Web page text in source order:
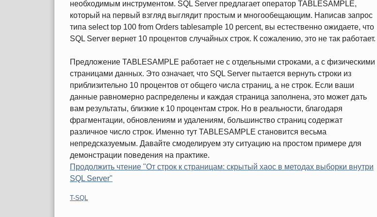
необходимым инструментом. SQL Server предлагает оператор TABLESAMPLE,
который на первый взгляд выглядит простым и многообещающим. Написав запрос
типа select top 100 from Orders tablesample 10 percent, вы естественно ожидаете, что
SQL Server вернет 10 процентов случайных строк. К сожалению, это не так работает.
Предложение TABLESAMPLE работает не с отдельными строками, а с физическими
страницами данных. Это означает, что SQL Server пытается вернуть строки из
приблизительно 10 процентов от общего числа страниц, а не строк. Если ваши
данные равномерно распределены и каждая страница заполнена, это может дать
вам результаты, близкие к 10 процентам строк. Но в реальности, благодаря
фрагментации, обновлениям и удалениям, большинство страниц содержат
различное число строк. Именно тут TABLESAMPLE становится весьма
непредсказуемым. Давайте смоделируем эту ситуацию на простом примере для
демонстрации поведения на практике.
Продолжить чтение "От строк к страницам: скрытый хаос в методах выборки внутри
SQL Server"
Категории:
T-SQL